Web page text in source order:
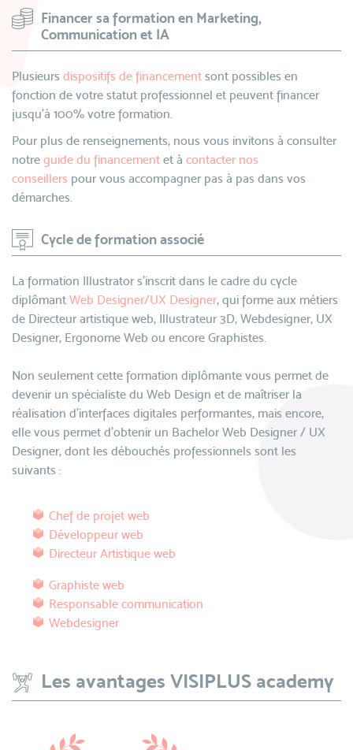
Financer sa formation en Marketing,
Communication et IA
Plusieurs dispositifs de financement sont possibles en
fonction de votre statut professionnel et peuvent financer
jusqu’à 100% votre formation.
Pour plus de renseignements, nous vous invitons à consulter
notre guide du financement et à contacter nos
conseillers pour vous accompagner pas à pas dans vos
démarches.
Cycle de formation associé
La formation Illustrator s'inscrit dans le cadre du cycle
diplômant Web Designer/UX Designer, qui forme aux métiers
de Directeur artistique web, Illustrateur 3D, Webdesigner, UX
Designer, Ergonome Web ou encore Graphistes.
Non seulement cette formation diplômante vous permet de
devenir un spécialiste du Web Design et de maîtriser la
réalisation d’interfaces digitales performantes, mais encore,
elle vous permet d’obtenir un Bachelor Web Designer / UX
Designer, dont les débouchés professionnels sont les
suivants :
Chef de projet web
Développeur web
Directeur Artistique web
Graphiste web
Responsable communication
Webdesigner
Les avantages VISIPLUS academy